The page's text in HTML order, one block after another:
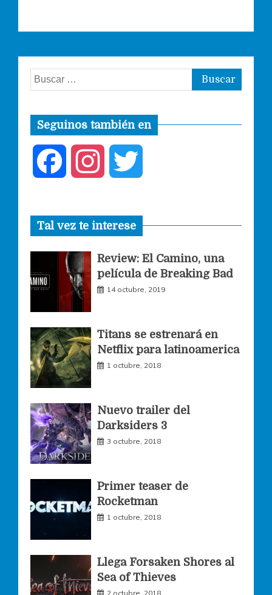
Buscar:
Seguinos también en
c
e
b
o
o
s
t
a
g
m
i
t
t
r
Tal vez te interese
Review: El Camino, una
película de Breaking Bad
14 octubre, 2019
Titans se estrenará en
Netflix para latinoamerica
1 octubre, 2018
Nuevo trailer del
Darksiders 3
3 octubre, 2018
Primer teaser de
Rocketman
1 octubre, 2018
Llega Forsaken Shores al
Sea of Thieves
2 octubre, 2018